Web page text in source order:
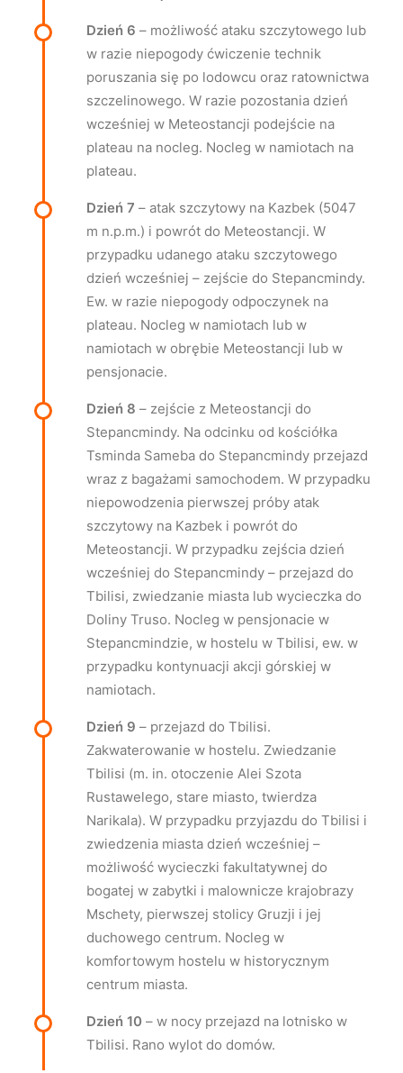
Dzień 6 – możliwość ataku szczytowego lub
w razie niepogody ćwiczenie technik
poruszania się po lodowcu oraz ratownictwa
szczelinowego. W razie pozostania dzień
wcześniej w Meteostancji podejście na
plateau na nocleg. Nocleg w namiotach na
plateau.
Dzień 7 – atak szczytowy na Kazbek (5047
m n.p.m.) i powrót do Meteostancji. W
przypadku udanego ataku szczytowego
dzień wcześniej – zejście do Stepancmindy.
Ew. w razie niepogody odpoczynek na
plateau. Nocleg w namiotach lub w
namiotach w obrębie Meteostancji lub w
pensjonacie.
Dzień 8 – zejście z Meteostancji do
Stepancmindy. Na odcinku od kościółka
Tsminda Sameba do Stepancmindy przejazd
wraz z bagażami samochodem. W przypadku
niepowodzenia pierwszej próby atak
szczytowy na Kazbek i powrót do
Meteostancji. W przypadku zejścia dzień
wcześniej do Stepancmindy – przejazd do
Tbilisi, zwiedzanie miasta lub wycieczka do
Doliny Truso. Nocleg w pensjonacie w
Stepancmindzie, w hostelu w Tbilisi, ew. w
przypadku kontynuacji akcji górskiej w
namiotach.
Dzień 9 – przejazd do Tbilisi.
Zakwaterowanie w hostelu. Zwiedzanie
Tbilisi (m. in. otoczenie Alei Szota
Rustawelego, stare miasto, twierdza
Narikala). W przypadku przyjazdu do Tbilisi i
zwiedzenia miasta dzień wcześniej –
możliwość wycieczki fakultatywnej do
bogatej w zabytki i malownicze krajobrazy
Mschety, pierwszej stolicy Gruzji i jej
duchowego centrum. Nocleg w
komfortowym hostelu w historycznym
centrum miasta.
Dzień 10 – w nocy przejazd na lotnisko w
Tbilisi. Rano wylot do domów.